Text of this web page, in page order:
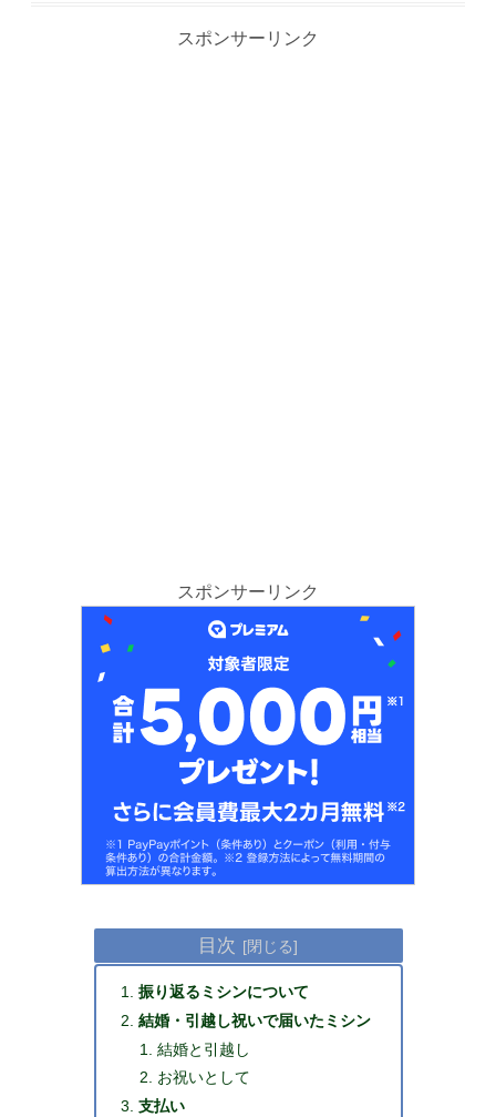
スポンサーリンク
スポンサーリンク
目次
振り返るミシンについて
結婚・引越し祝いで届いたミシン
結婚と引越し
お祝いとして
支払い